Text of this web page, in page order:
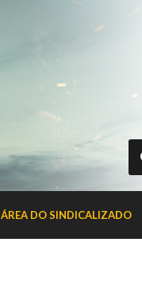
ÁREA DO SINDICALIZADO